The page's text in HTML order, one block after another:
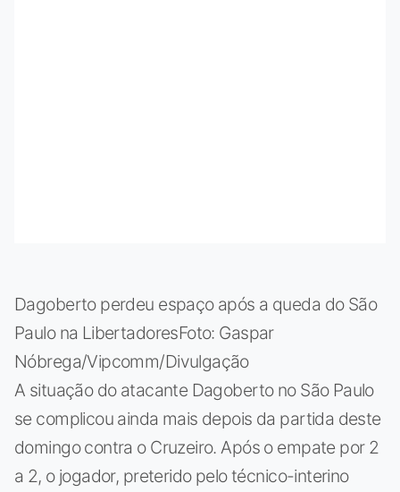
Dagoberto perdeu espaço após a queda do São
Paulo na LibertadoresFoto: Gaspar
Nóbrega/Vipcomm/Divulgação
A situação do atacante Dagoberto no São Paulo
se complicou ainda mais depois da partida deste
domingo contra o Cruzeiro. Após o empate por 2
a 2, o jogador, preterido pelo técnico-interino